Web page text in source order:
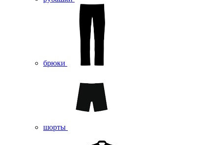
брюки
шорты